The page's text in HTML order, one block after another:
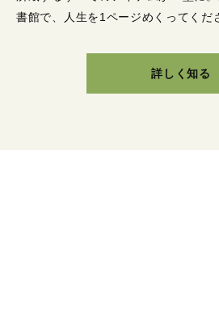
書館で、人生を1ページめくってくだ
詳しく知る